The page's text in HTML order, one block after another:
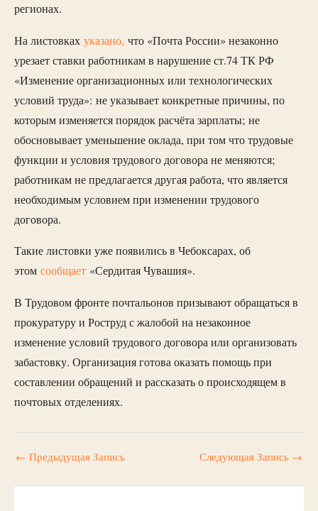
регионах.
На листовках указано, что «Почта России» незаконно
урезает ставки работникам в нарушение ст.74 ТК РФ
«Изменение организационных или технологических
условий труда»: не указывает конкретные причины, по
которым изменяется порядок расчёта зарплаты; не
обосновывает уменьшение оклада, при том что трудовые
функции и условия трудового договора не меняются;
работникам не предлагается другая работа, что является
необходимым условием при изменении трудового
договора.
Такие листовки уже появились в Чебоксарах, об
этом сообщает «Сердитая Чувашия».
В Трудовом фронте почтальонов призывают обращаться в
прокуратуру и Роструд с жалобой на незаконное
изменение условий трудового договора или организовать
забастовку. Организация готова оказать помощь при
составлении обращений и рассказать о происходящем в
почтовых отделениях.
← Предыдущая Запись Следующая Запись →